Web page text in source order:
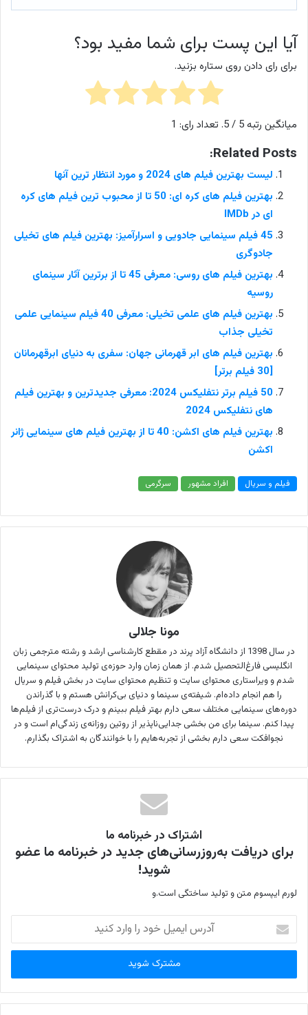
آیا این پست برای شما مفید بود؟
برای رای دادن روی ستاره بزنید.
میانگین رتبه5 / 5. تعداد رای: 1
Related Posts:
لیست بهترین فیلم های 2024 و مورد انتظار ترین آنها
بهترین فیلم های کره ای: 50 تا از محبوب ترین فیلم های کره
ای در IMDb
45 فیلم سینمایی جادویی و اسرارآمیز: بهترین فیلم های تخیلی
جادوگری
بهترین فیلم های روسی: معرفی 45 تا از برترین آثار سینمای
روسیه
بهترین فیلم های علمی تخیلی: معرفی 40 فیلم سینمایی علمی
تخیلی جذاب
بهترین فیلم های ابر قهرمانی جهان: سفری به دنیای ابرقهرمانان
[30 فیلم برتر]
50 فیلم برتر نتفلیکس 2024: معرفی جدیدترین و بهترین فیلم
های نتفلیکس 2024
بهترین فیلم های اکشن: 40 تا از بهترین فیلم های سینمایی ژانر
اکشن
فیلم و سریال افراد مشهور سرگرمی
مونا جلالی
در سال 1398 از دانشگاه آزاد پرند در مقطع کارشناسی ارشد و رشته مترجمی زبان
انگلیسی فارغ‌التحصیل شدم. از همان زمان وارد حوزه‌ی تولید محتوای سینمایی
شدم و ویراستاری محتوای سایت و تنظیم محتوای سایت در بخش فیلم و سریال
را هم انجام داده‌ام. شیفته‌ی سینما و دنیای بی‌کرانش هستم و با گذراندن
دوره‌های سینمایی مختلف سعی دارم بهتر فیلم ببینم و درک درست‌تری از فیلم‌ها
پیدا کنم. سینما برای من بخشی جدایی‌ناپذیر از روتین روزانه‌ی زندگی‌ام است و در
نجوافکت سعی دارم بخشی از تجربه‌هایم را با خوانندگان به اشتراک بگذارم.
اشتراک در خبرنامه ما
برای دریافت به‌روزرسانی‌های جدید در خبرنامه ما عضو
شوید!
لورم ایپسوم متن و تولید ساختگی است.و
ر
ا
ی